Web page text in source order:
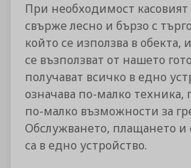
При необходимост
свърже лесно и бързо с
който се използва в обекта,
се възползват от нашето
получават всичко в едно
означава по-малко техника,
по-малко възможности за
Обслужването, плащането и
са в едно устройство.